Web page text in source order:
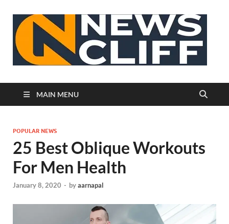
MAIN MENU
POPULAR NEWS
25 Best Oblique Workouts
For Men Health
January 8, 2020 - byaarnapal